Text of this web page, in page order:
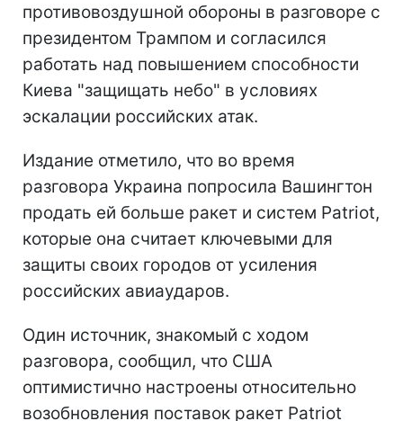
противовоздушной обороны в разговоре с
президентом Трампом и согласился
работать над повышением способности
Киева "защищать небо" в условиях
эскалации российских атак.
Издание отметило, что во время
разговора Украина попросила Вашингтон
продать ей больше ракет и систем Patriot,
которые она считает ключевыми для
защиты своих городов от усиления
российских авиаударов.
Один источник, знакомый с ходом
разговора, сообщил, что США
оптимистично настроены относительно
возобновления поставок ракет Patriot